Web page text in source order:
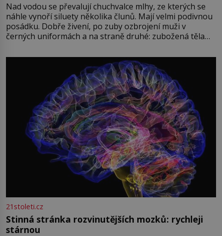
Nad vodou se převalují chuchvalce mlhy, ze kterých se
náhle vynoří siluety několika člunů. Mají velmi podivnou
posádku. Dobře živení, po zuby ozbrojení muži v
černých uniformách a na straně druhé: zubožená těla
přízračná scéna znamená? Je jaro roku 1945, druhá
světová válka se chýlí ke konci. Jezero Stolpsee
21stoleti.cz
Stinná stránka rozvinutějších mozků: rychleji
stárnou